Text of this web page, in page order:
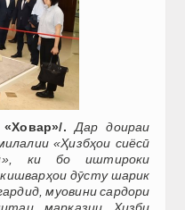
.
Дар доираи
«Ҳизбҳои сиёсӣ
ки бо иштироки
дӯсту шарик
муовини сардори